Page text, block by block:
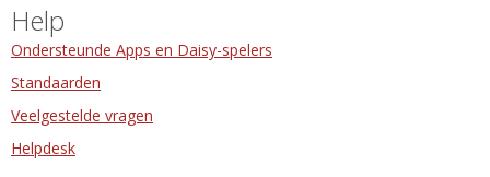
Help
Ondersteunde Apps en Daisy-spelers
Standaarden
Veelgestelde vragen
Helpdesk